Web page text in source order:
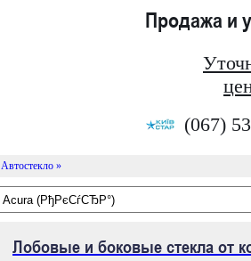
Продажа и
(067)
Автостекло »
Лобовые и боковые стекла от